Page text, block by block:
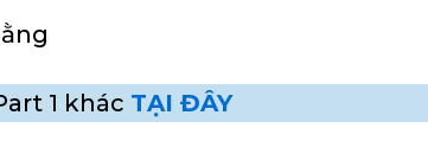
1 khác TẠI ĐÂY